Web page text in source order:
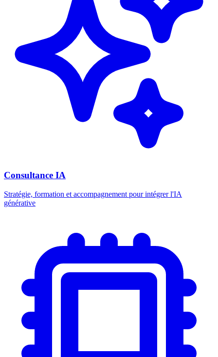
Consultance IA
Stratégie, formation et accompagnement pour intégrer l'IA
générative